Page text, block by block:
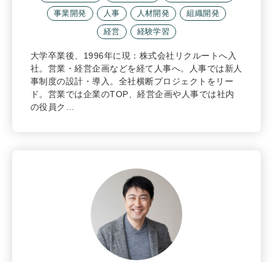
事業開発
人事 人材開発
組織開発
経営
経験学習
大学卒業後、1996年に現：株式会社リクルートへ入
社。営業・経営企画などを経て人事へ。人事では新人
事制度の設計・導入。全社横断プロジェクトをリー
ド。営業では企業のTOP、経営企画や人事では社内
の役員ク…